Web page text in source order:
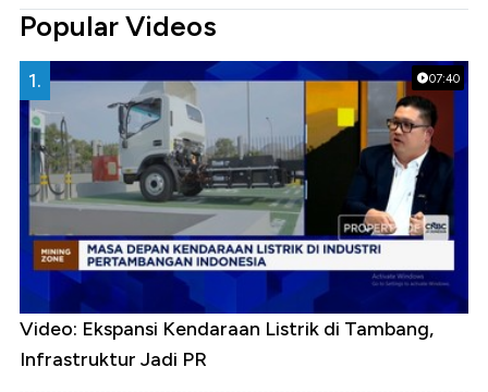
Popular Videos
07:40
1.
Video: Ekspansi Kendaraan Listrik di Tambang,
Infrastruktur Jadi PR